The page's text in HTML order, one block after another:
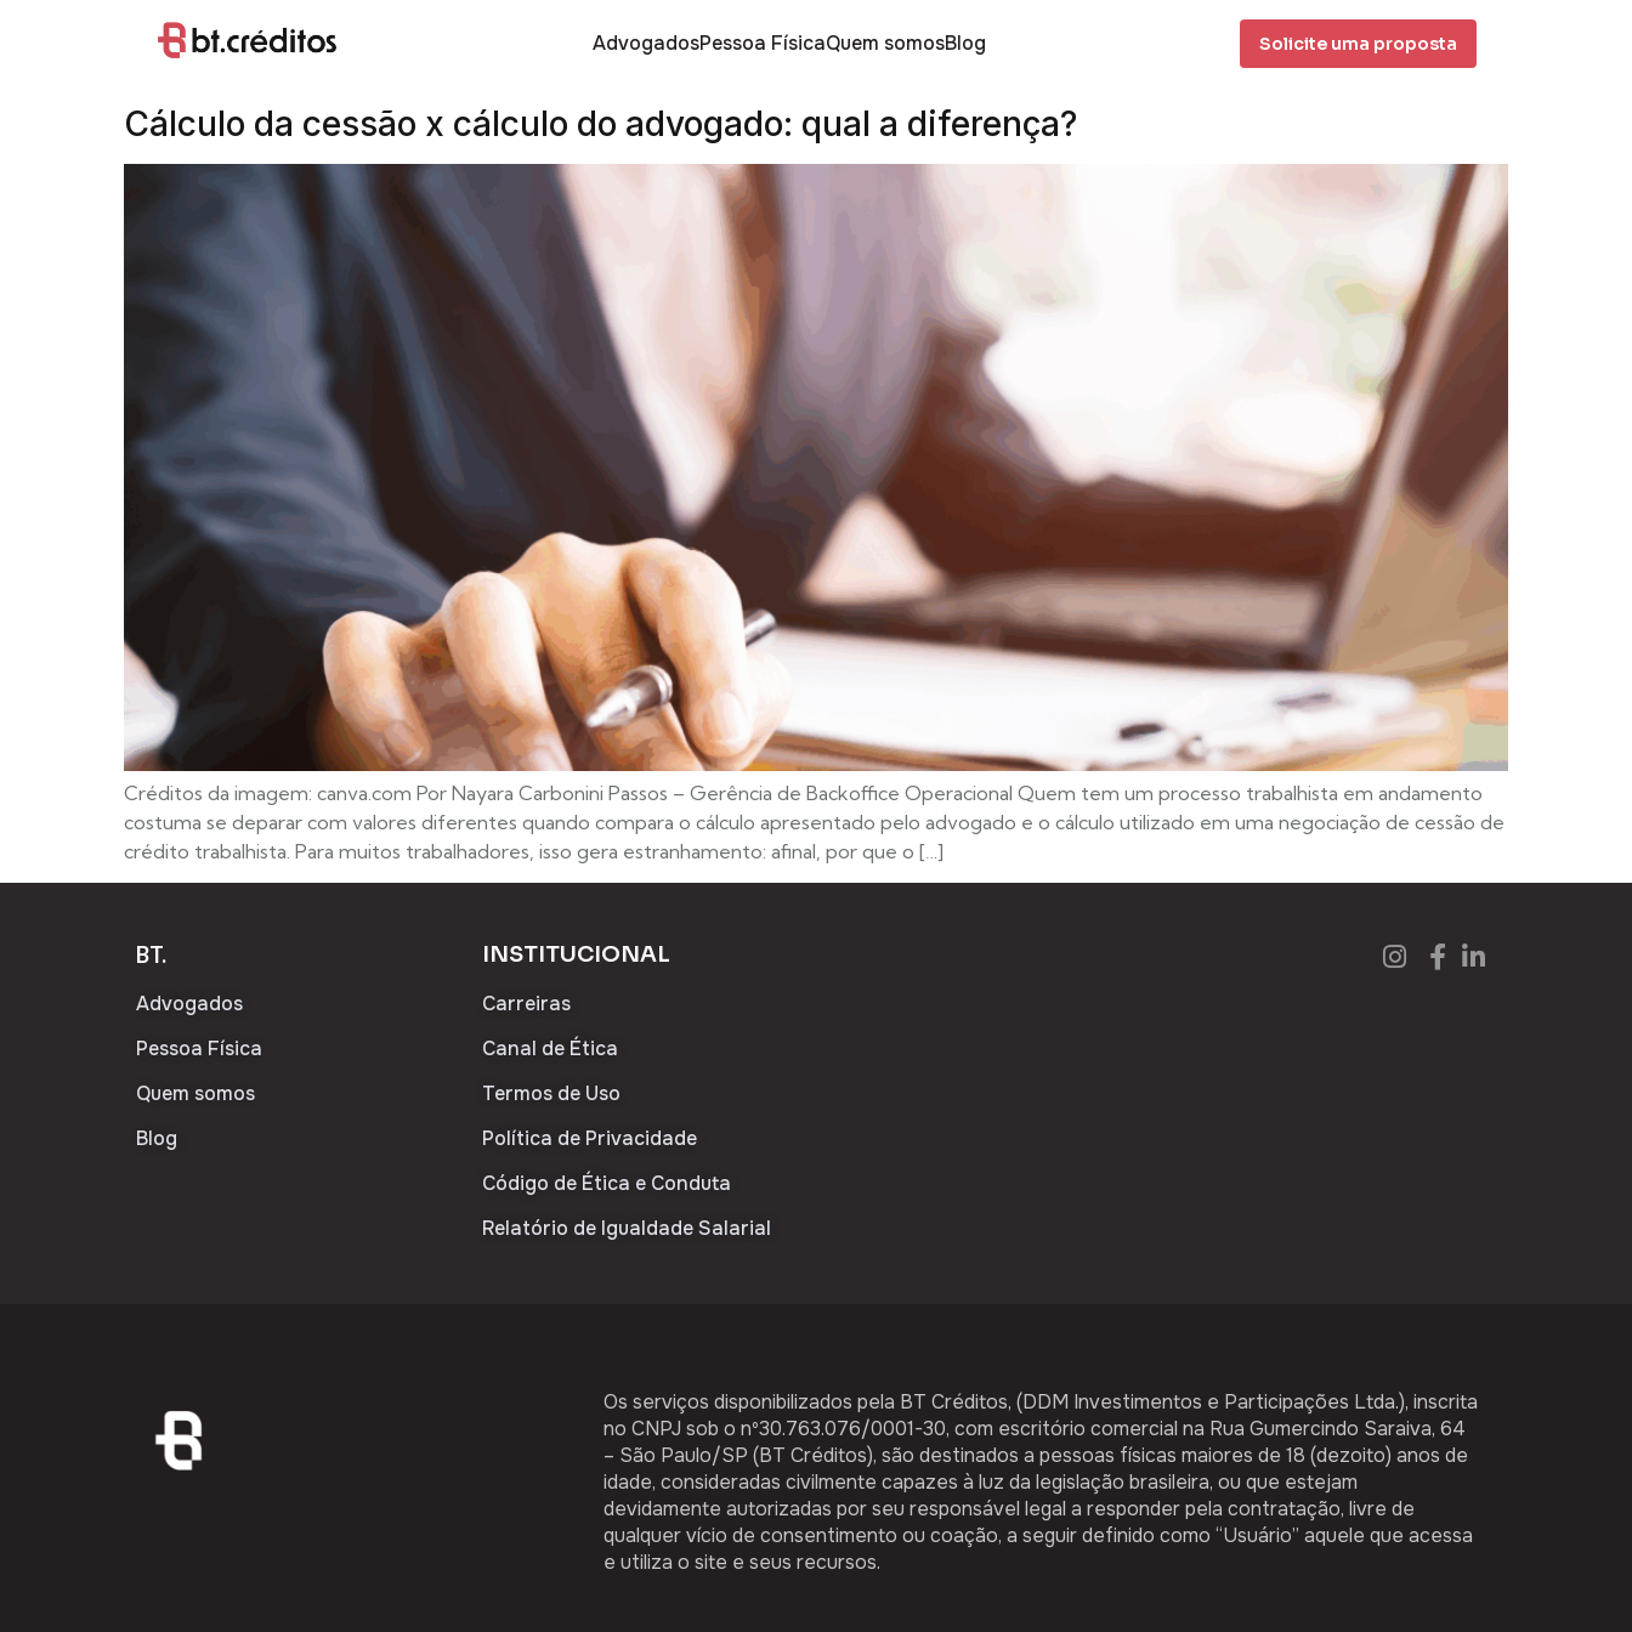
AdvogadosPessoa FísicaQuem somosBlog Solicite uma proposta
Tag:valordacausa
Cálculo da cessão x cálculo do advogado: qual a diferença?
Créditos da imagem: canva.com Por Nayara Carbonini Passos – Gerência de Backoffice Operacional Quem tem um processo trabalhista em andamento
costuma se deparar com valores diferentes quando compara o cálculo apresentado pelo advogado e o cálculo utilizado em uma negociação de cessão de
crédito trabalhista. Para muitos trabalhadores, isso gera estranhamento: afinal, por que o […]
BT.
Advogados
Pessoa Física
Quem somos
Blog
INSTITUCIONAL
Carreiras
Canal de Ética
Termos de Uso
Política de Privacidade
Código de Ética e Conduta
Relatório de Igualdade Salarial
Os serviços disponibilizados pela ​BT Créditos,​ (DDM Investimentos e Participações Ltda.), inscrita
no CNPJ sob o nº30.763.076/0001-30, com escritório comercial na Rua Gumercindo Saraiva, 64
– São Paulo/SP (BT Créditos), são destinados a ​pessoas físicas maiores de 18 (dezoito) anos de
idade,​ consideradas civilmente capazes à luz da legislação brasileira, ou que estejam
devidamente autorizadas por seu responsável legal a responder pela contratação, livre de
qualquer vício de consentimento ou coação, a seguir definido como “Usuário”​​ aquele que acessa
e utiliza o site e seus recursos.